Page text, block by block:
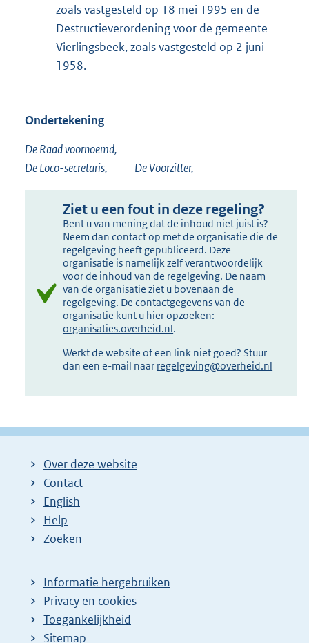
zoals vastgesteld op 18 mei 1995 en de
Destructieverordening voor de gemeente
Vierlingsbeek, zoals vastgesteld op 2 juni
1958.
Ondertekening
De Raad voornoemd,
De Loco-secretaris, De Voorzitter,
Ziet u een fout in deze regeling?
Bent u van mening dat de inhoud niet juist is?
Neem dan contact op met de organisatie die de
regelgeving heeft gepubliceerd. Deze
organisatie is namelijk zelf verantwoordelijk
voor de inhoud van de regelgeving. De naam
van de organisatie ziet u bovenaan de
regelgeving. De contactgegevens van de
organisatie kunt u hier opzoeken:
organisaties.overheid.nl.
Werkt de website of een link niet goed? Stuur
dan een e-mail naar regelgeving@overheid.nl
Over deze website
Contact
English
Help
Zoeken
Informatie hergebruiken
Privacy en cookies
Toegankelijkheid
Sitemap